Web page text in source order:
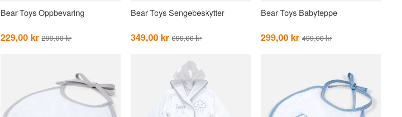
Bear Toys Oppbevaring
229,00 kr 299,00 kr
Bear Toys Sengebeskytter
349,00 kr 699,00 kr
Bear Toys Babyteppe
299,00 kr 499,00 kr